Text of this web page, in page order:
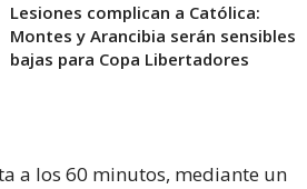
Lesiones complican a Católica:
Montes y Arancibia serán sensibles
bajas para Copa Libertadores
a los 60 minutos, mediante un